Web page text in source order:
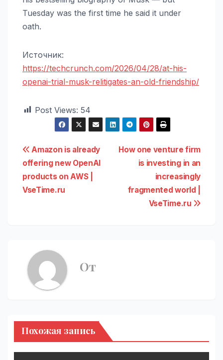
Tuesday was the first time he said it under
oath.
Источник:
https://techcrunch.com/2026/04/28/at-his-
openai-trial-musk-relitigates-an-old-friendship/
Post Views: 54
Навигация
по
записям
How one venture firm
is investing in an
increasingly
fragmented world |
VseTime.ru
Amazon is already
offering new OpenAI
products on AWS |
VseTime.ru
От
Похожая запись